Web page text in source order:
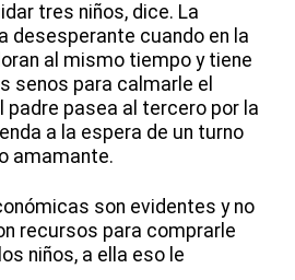
tres niños, dice. La
desesperante cuando en la
al mismo tiempo y tiene
senos para calmarle el
padre pasea al tercero por la
a la espera de un turno
amamante.
son evidentes y no
recursos para comprarle
niños, a ella eso le